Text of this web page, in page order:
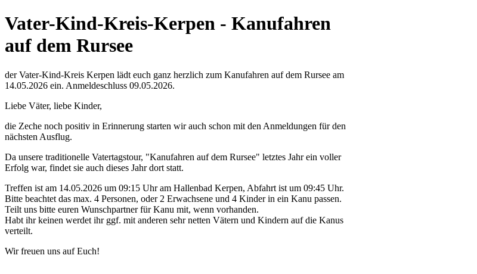
Vater-Kind-Kreis-Kerpen - Kanufahren
auf dem Rursee
der Vater-Kind-Kreis Kerpen lädt euch ganz herzlich zum Kanufahren auf dem Rursee am
14.05.2026 ein. Anmeldeschluss 09.05.2026.
Liebe Väter, liebe Kinder,
die Zeche noch positiv in Erinnerung starten wir auch schon mit den Anmeldungen für den
nächsten Ausflug.
Da unsere traditionelle Vatertagstour, "Kanufahren auf dem Rursee" letztes Jahr ein voller
Erfolg war, findet sie auch dieses Jahr dort statt.
Treffen ist am 14.05.2026 um 09:15 Uhr am Hallenbad Kerpen, Abfahrt ist um 09:45 Uhr.
Bitte beachtet das max. 4 Personen, oder 2 Erwachsene und 4 Kinder in ein Kanu passen.
Teilt uns bitte euren Wunschpartner für Kanu mit, wenn vorhanden.
Habt ihr keinen werdet ihr ggf. mit anderen sehr netten Vätern und Kindern auf die Kanus
verteilt.
Wir freuen uns auf Euch!